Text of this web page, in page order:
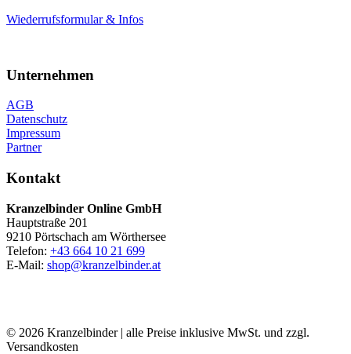
Wiederrufsformular & Infos
Unternehmen
AGB
Datenschutz
Impressum
Partner
Kontakt
Kranzelbinder Online GmbH
Hauptstraße 201
9210 Pörtschach am Wörthersee
Telefon: +43 664 10 21 699
E-Mail: shop@kranzelbinder.at
© 2026 Kranzelbinder | alle Preise inklusive MwSt. und zzgl.
Versandkosten